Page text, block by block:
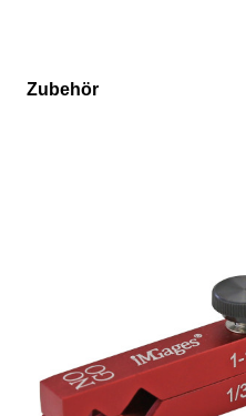
Produktgalerie überspringen
Zubehör